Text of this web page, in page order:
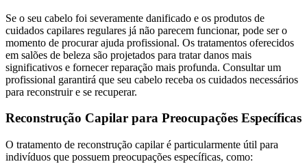
Se o seu cabelo foi severamente danificado e os produtos de
cuidados capilares regulares já não parecem funcionar, pode ser o
momento de procurar ajuda profissional. Os tratamentos oferecidos
em salões de beleza são projetados para tratar danos mais
significativos e fornecer reparação mais profunda. Consultar um
profissional garantirá que seu cabelo receba os cuidados necessários
para reconstruir e se recuperar.
Reconstrução Capilar para Preocupações Específicas
O tratamento de reconstrução capilar é particularmente útil para
indivíduos que possuem preocupações específicas, como: